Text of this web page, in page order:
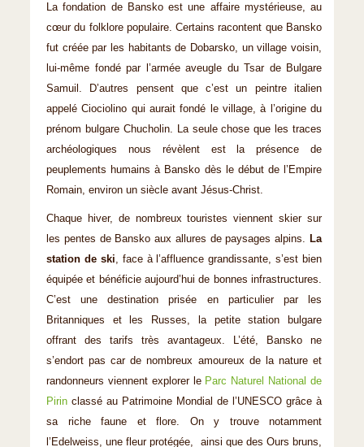
La fondation de Bansko est une affaire mystérieuse, au
cœur du folklore populaire. Certains racontent que Bansko
fut créée par les habitants de Dobarsko, un village voisin,
lui-même fondé par l’armée aveugle du Tsar de Bulgare
Samuil. D’autres pensent que c’est un peintre italien
appelé Ciociolino qui aurait fondé le village, à l’origine du
prénom bulgare Chucholin. La seule chose que les traces
archéologiques nous révèlent est la présence de
peuplements humains à Bansko dès le début de l’Empire
Romain, environ un siècle avant Jésus-Christ.
Chaque hiver, de nombreux touristes viennent skier sur
les pentes de Bansko aux allures de paysages alpins.
La
station de ski , face à l’affluence grandissante, s’est bien
équipée et bénéficie aujourd’hui de bonnes infrastructures.
C’est une destination prisée en particulier par les
Britanniques et les Russes, la petite station bulgare
offrant des tarifs très avantageux. L’été, Bansko ne
s’endort pas car de nombreux amoureux de la nature et
randonneurs viennent explorer le Parc Naturel National de
Pirin classé au Patrimoine Mondial de l’UNESCO grâce à
sa riche faune et flore. On y trouve notamment
l’Edelweiss, une fleur protégée, ainsi que des Ours bruns,